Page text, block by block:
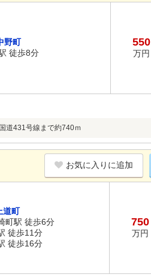
野町
徒歩8分
550
万円
道431号線まで約740ｍ
お気に入りに追加
道町
町駅 徒歩6分
徒歩11分
徒歩16分
750
万円